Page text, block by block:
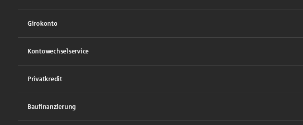
Girokonto
Kontowechselservice
Privatkredit
Baufinanzierung